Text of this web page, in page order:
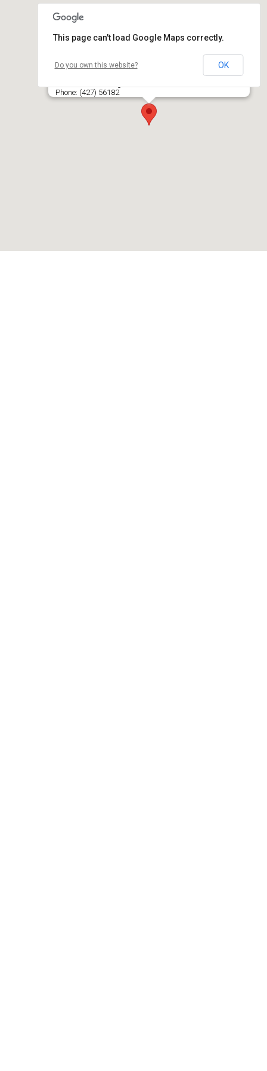
BAIDARIŲ NUOMA, Roberto Mosėjaus firma
Phone: (427) 56182
This page can't load Google Maps correctly.
Do you own this website? OK